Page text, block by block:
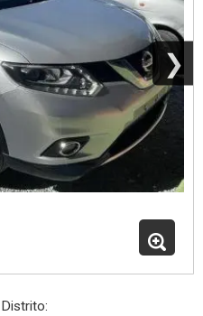
❯
Distrito: